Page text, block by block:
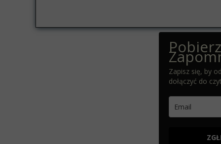
Zapisz się, by
dołączyć do